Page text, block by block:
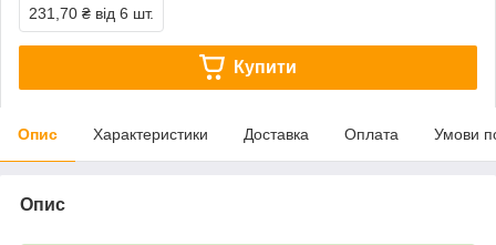
231,70 ₴ від 6 шт.
Купити
Опис Характеристики Доставка Оплата Умови
Опис